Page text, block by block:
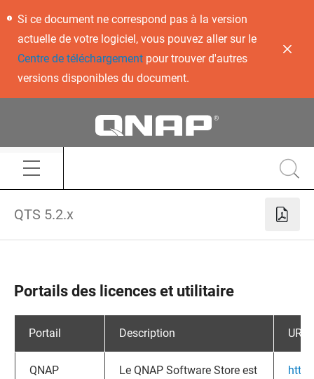
Si ce document ne correspond pas à la version
actuelle de votre logiciel, vous pouvez aller sur le
Centre de téléchargementpour trouver d'autres
versions disponibles du document.
QTS 5.2.x
Portails des licences et utilitaire
Portail Description URL
QNAP
Le QNAP Software Store est